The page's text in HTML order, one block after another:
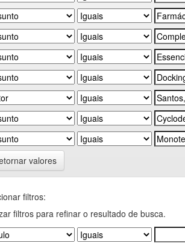
valores
filtros:
filtros para refinar o resultado de busca.